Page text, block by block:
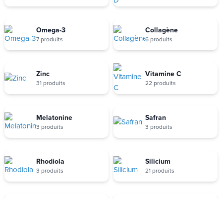
Omega-3
7 produits
Collagène
6 produits
Zinc
31 produits
Vitamine C
22 produits
Melatonine
3 produits
Safran
3 produits
Rhodiola
3 produits
Silicium
21 produits